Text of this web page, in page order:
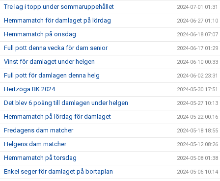
Tre lag i topp under sommaruppehållet 2024-07-01 01:31
Hemmamatch för damlaget på lördag 2024-06-27 01:10
Hemmamatch på onsdag 2024-06-18 07:07
Full pott denna vecka för dam senior 2024-06-17 01:29
Vinst för damlaget under helgen 2024-06-10 00:33
Full pott för damlagen denna helg 2024-06-02 23:31
Hertzöga BK 2024 2024-05-30 17:51
Det blev 6 poäng till damlagen under helgen 2024-05-27 10:13
Hemmamatch på lördag för damlaget 2024-05-22 00:16
Fredagens dam matcher 2024-05-18 18:55
Helgens dam matcher 2024-05-12 08:26
Hemmamatch på torsdag 2024-05-08 01:38
Enkel seger för damlaget på bortaplan 2024-05-06 10:14